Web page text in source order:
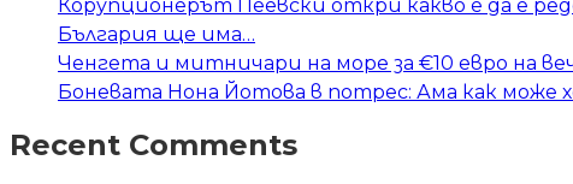
Корупционерът Пеевски откри какво е да е
България ще има…
Ченгета и митничари на море за €10 евро на
Боневата Нона Йотова в потрес: Ама как може
Recent Comments